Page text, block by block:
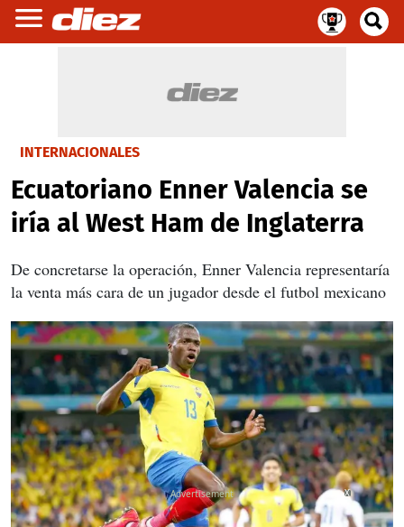
INTERNACIONALES
Ecuatoriano Enner Valencia se
iría al West Ham de Inglaterra
De concretarse la operación, Enner Valencia representaría
la venta más cara de un jugador desde el futbol mexicano
X